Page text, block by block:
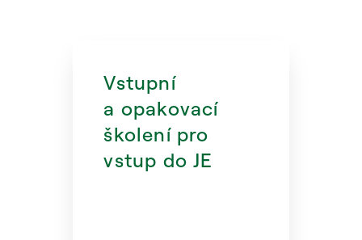
Vstupní
a opakovací
školení pro
vstup do JE